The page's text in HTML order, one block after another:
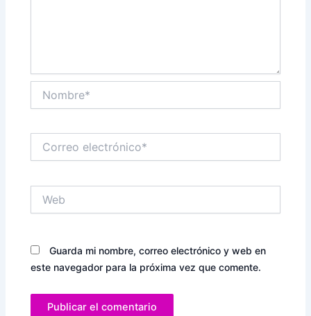
electrónico*
Guarda mi nombre, correo electrónico y web en
este navegador para la próxima vez que comente.